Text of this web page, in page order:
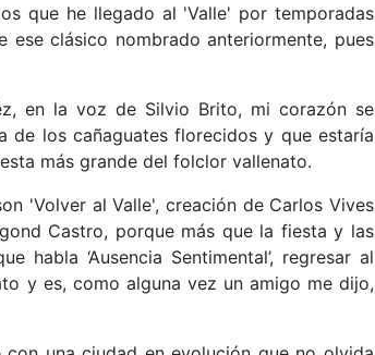
que he llegado al 'Valle' por temporadas
ese clásico nombrado anteriormente, pues
en la voz de Silvio Brito, mi corazón se
de los cañaguates florecidos y que estaría
más grande del folclor vallenato.
'Volver al Valle', creación de Carlos Vives
Castro, porque más que la fiesta y las
habla ‘Ausencia Sentimental’, regresar al
y es, como alguna vez un amigo me dijo,